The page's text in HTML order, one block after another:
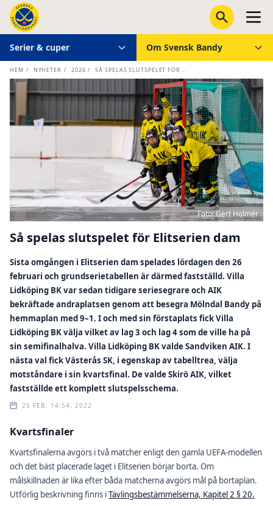
Serier & cuper Om Svensk Bandy
HEM / NYHETER / 2026 / SÅ SPELAS SLUTSPELET FÖR...
Foto: Gert Holmér
Så spelas slutspelet för Elitserien dam
Sista omgången i Elitserien dam spelades lördagen den 26
februari och grundserietabellen är därmed fastställd. Villa
Lidköping BK var sedan tidigare seriesegrare och AIK
bekräftade andraplatsen genom att besegra Mölndal Bandy på
hemmaplan med 9–1. I och med sin förstaplats fick Villa
Lidköping BK välja vilket av lag 3 och lag 4 som de ville ha på
sin semifinalhalva. Villa Lidköping BK valde Sandviken AIK. I
nästa val fick Västerås SK, i egenskap av tabelltrea, välja
motståndare i sin kvartsfinal. De valde Skirö AIK, vilket
fastställde ett komplett slutspelsschema.
25 FEB. 14:54, 2022
Kvartsfinaler
Kvartsfinalerna avgörs i två matcher enligt den gamla UEFA-modellen
och det bäst placerade laget i Elitserien börjar borta. Om
målskillnaden är lika efter båda matcherna avgörs mål på bortaplan.
Utförlig beskrivning finns iTävlingsbestämmelserna, Kapitel 2 § 20.